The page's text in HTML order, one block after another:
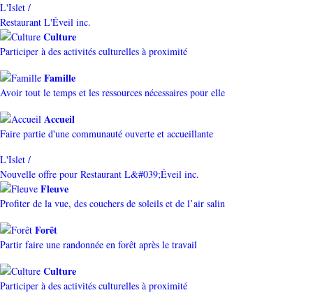
L'Islet /
Restaurant L'Éveil inc.
Culture
Participer à des activités culturelles à proximité
Famille
Avoir tout le temps et les ressources nécessaires pour elle
Accueil
Faire partie d'une communauté ouverte et accueillante
L'Islet /
Nouvelle offre pour Restaurant L&#039;Éveil inc.
Fleuve
Profiter de la vue, des couchers de soleils et de l’air salin
Forêt
Partir faire une randonnée en forêt après le travail
Culture
Participer à des activités culturelles à proximité